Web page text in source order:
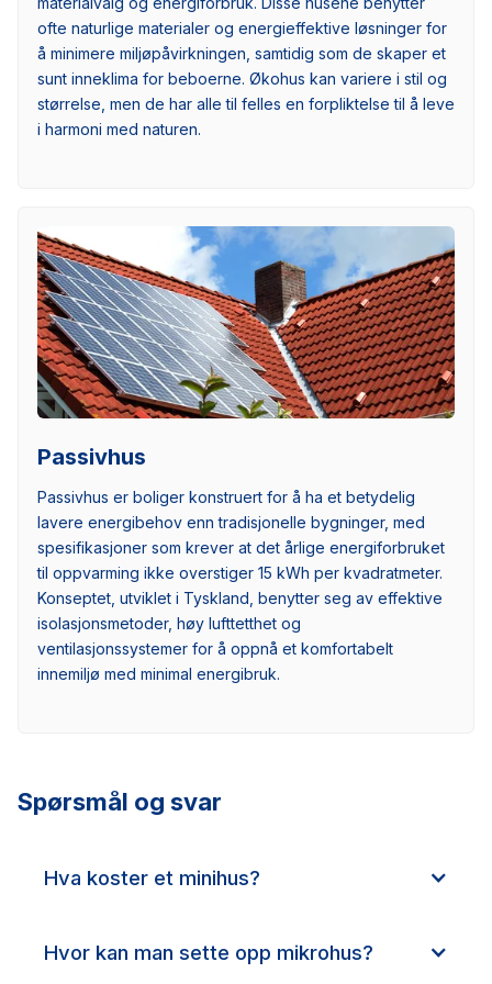
ofte naturlige materialer og energieffektive løsninger for
å minimere miljøpåvirkningen, samtidig som de skaper et
sunt inneklima for beboerne. Økohus kan variere i stil og
størrelse, men de har alle til felles en forpliktelse til å leve
i harmoni med naturen.
Passivhus
Passivhus er boliger konstruert for å ha et betydelig
lavere energibehov enn tradisjonelle bygninger, med
spesifikasjoner som krever at det årlige energiforbruket
til oppvarming ikke overstiger 15 kWh per kvadratmeter.
Konseptet, utviklet i Tyskland, benytter seg av effektive
isolasjonsmetoder, høy lufttetthet og
ventilasjonssystemer for å oppnå et komfortabelt
innemiljø med minimal energibruk.
Spørsmål og svar
Hva koster et minihus?
Hvor kan man sette opp mikrohus?